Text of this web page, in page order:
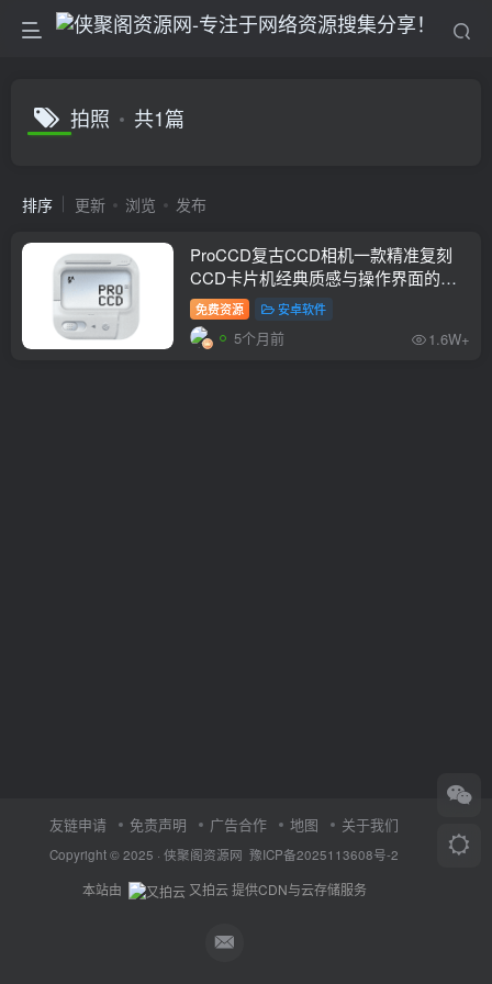
拍照 共1篇
排序 更新 浏览 发布
ProCCD复古CCD相机一款精准复刻
CCD卡片机经典质感与操作界面的拍
摄应用
免费资源 安卓软件
5个月前 1.6W+
友链申请 免责声明 广告合作 地图 关于我们
Copyright © 2025 · 侠聚阁资源网 豫ICP备2025113608号-2
本站由 又拍云提供CDN与云存储服务